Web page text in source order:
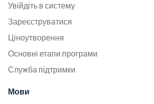
Увійдіть в систему
Зареєструватися
Ціноутворення
Основні етапи програми
Служба підтримки
Мови